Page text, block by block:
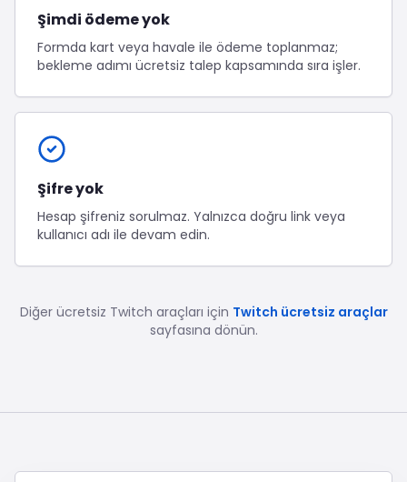
Şimdi ödeme yok
Formda kart veya havale ile ödeme toplanmaz;
bekleme adımı ücretsiz talep kapsamında sıra işler.
Şifre yok
Hesap şifreniz sorulmaz. Yalnızca doğru link veya
kullanıcı adı ile devam edin.
Diğer ücretsiz Twitch araçları için Twitch ücretsiz araçlar
sayfasına dönün.